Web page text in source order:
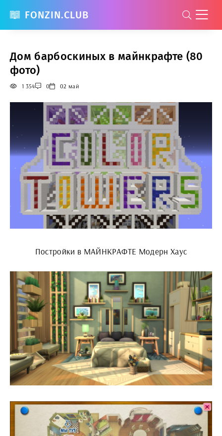
FONZIN.CLUB
Дом барбоскиных в майнкрафте (80
фото)
1 354 0 02 май
Постройки в МАЙНКРАФТЕ Модерн Хаус